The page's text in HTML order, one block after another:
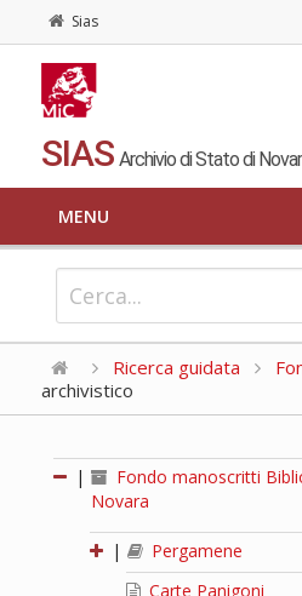
Sias
SIAS Archivio di Stato di
MENU
Ricerca guidata
archivistico
|
Fondo manoscritti
Novara
|
Pergamene
Carte Panigoni